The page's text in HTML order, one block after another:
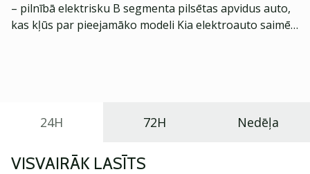
– pilnībā elektrisku B segmenta pilsētas apvidus auto,
kas kļūs par pieejamāko modeli Kia elektroauto saimē
24H 72H Nedēļa
VISVAIRĀK LASĪTS